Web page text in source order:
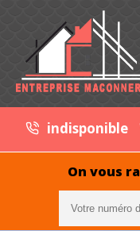
indisponible
On vous